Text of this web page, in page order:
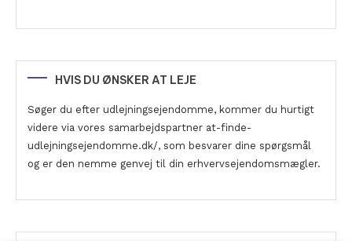
HVIS DU ØNSKER AT LEJE
Søger du efter udlejningsejendomme, kommer du hurtigt
videre via vores samarbejdspartner at-finde-
udlejningsejendomme.dk/, som besvarer dine spørgsmål
og er den nemme genvej til din erhvervsejendomsmægler.